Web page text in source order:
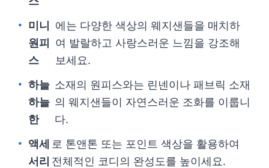
미니
원피
스
에는 다양한 색상의 웨지샌들을 매치하
여 발랄하고 사랑스러운 느낌을 강조해
보세요.
하늘
하늘
한
소재의 원피스와는 린넨이나 패브릭 소재
의 웨지샌들이 자연스러운 조화를 이룹니
다.
액세
서리
로 톤앤톤 또는 포인트 색상을 활용하여
전체적인 코디의 완성도를 높이세요.